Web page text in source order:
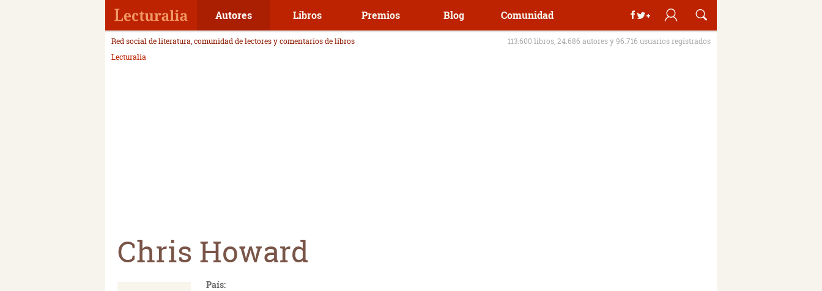
Autores Libros Premios Blog Comunidad
Red social de literatura, comunidad de lectores y comentarios de libros
113.600 libros, 24.686 autores y 96.716 usuarios registrados
Lecturalia
Chris Howard
País: